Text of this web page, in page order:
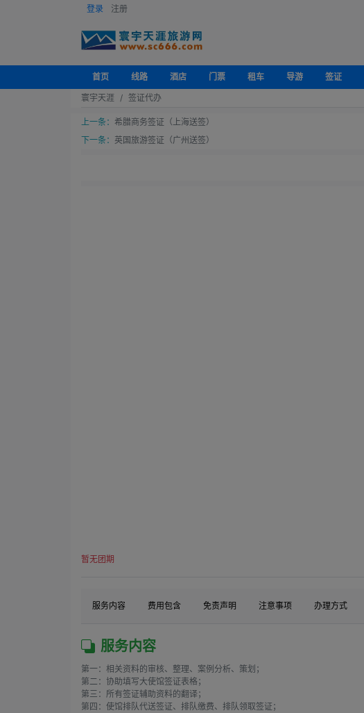
登录 注册
首页 线路 酒店 门票 租车 导游 签证
寰宇天涯
签证代办
上一条： 希腊商务签证（上海送签）
下一条： 英国旅游签证（广州送签）
暂无团期
服务内容 费用包含 免责声明 注意事项 办理方式
服务内容
第一：相关资料的审核、整理、案例分析、策划；
第二：协助填写大使馆签证表格；
第三：所有签证辅助资料的翻译；
第四：使馆排队代送签证、排队缴费、排队领取签证；